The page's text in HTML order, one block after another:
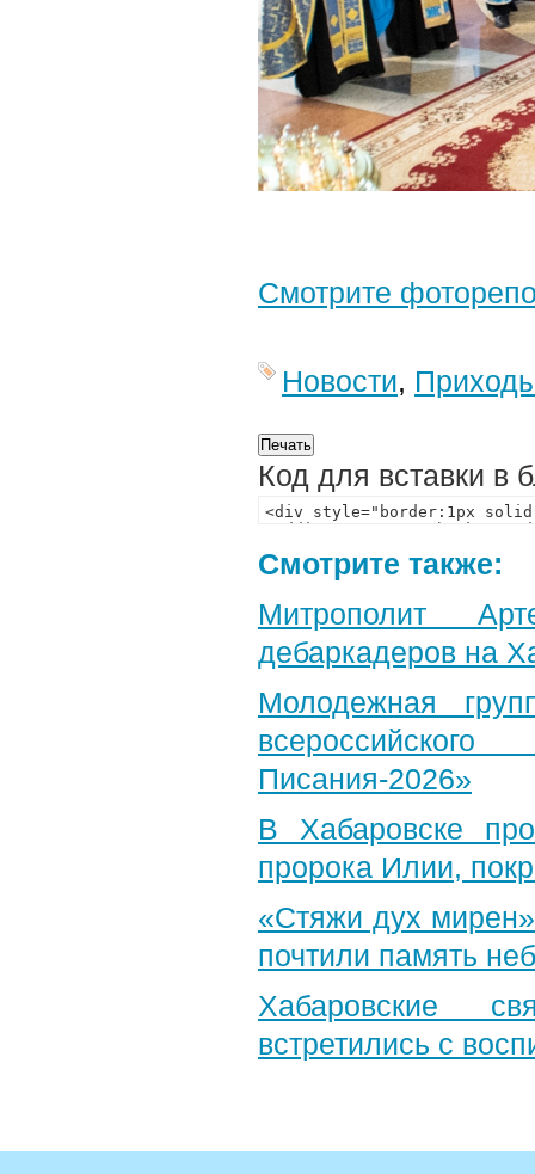
Смотрите
Новости,
Код для вставки в
Смотрите также:
Митрополит
дебаркадеров на
Молодежная
Писания-2026»
В Хабаровске
пророка Илии,
«Стяжи дух
почтили память
Хабаровские
встретились с